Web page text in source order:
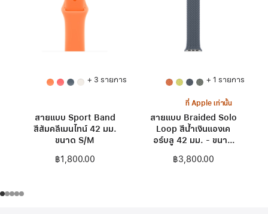
+ 3 รายการ
สายแบบ Sport Band
สีส้มคลีเมนไทน์ 42 มม.
ขนาด S/M
฿1,800.00
+ 1 รายการ
ที่ Apple เท่านั้น
สายแบบ Braided Solo
Loop สีน้ำเงินแองเค
อร์บลู 42 มม. - ขนาด
฿3,800.00